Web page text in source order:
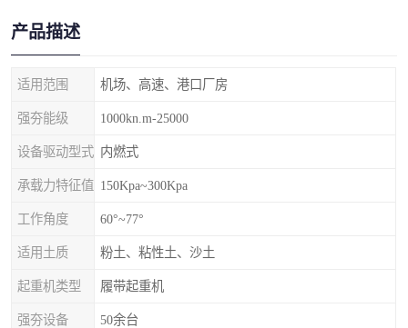
产品描述
适用范围 机场、高速、港口厂房
强夯能级 1000kn.m-25000
设备驱动型式 内燃式
承载力特征值 150Kpa~300Kpa
工作角度 60°~77°
适用土质 粉土、粘性土、沙土
起重机类型 履带起重机
强夯设备 50余台